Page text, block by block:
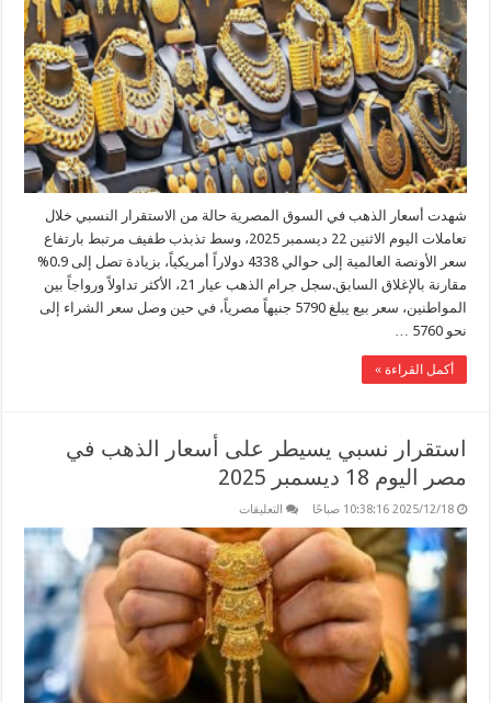
اليوم
22
ديسمبر
2025
مغلقة
شهدت أسعار الذهب في السوق المصرية حالة من الاستقرار النسبي خلال
تعاملات اليوم الاثنين 22 ديسمبر 2025، وسط تذبذب طفيف مرتبط بارتفاع
سعر الأونصة العالمية إلى حوالي 4338 دولاراً أمريكياً، بزيادة تصل إلى 0.9%
مقارنة بالإغلاق السابق.سجل جرام الذهب عيار 21، الأكثر تداولاً ورواجاً بين
المواطنين، سعر بيع يبلغ 5790 جنيهاً مصرياً، في حين وصل سعر الشراء إلى
نحو 5760 …
أكمل القراءة »
استقرار نسبي يسيطر على أسعار الذهب في
مصر اليوم 18 ديسمبر 2025
2025/12/18 10:38:16 صباحًا التعليقات
نسبي
يسيطر
على
أسعار
الذهب
في
مصر
اليوم
18
ديسمبر
2025
مغلقة